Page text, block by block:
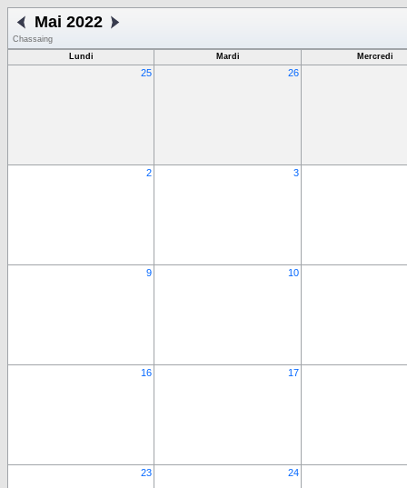
Mai 2022
Chassaing
Lundi
Mardi Mercredi
25 26
2 3
9 10
16 17
23 24